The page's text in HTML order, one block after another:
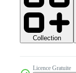
Collection
Licence Gratuite